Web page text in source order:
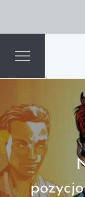
content